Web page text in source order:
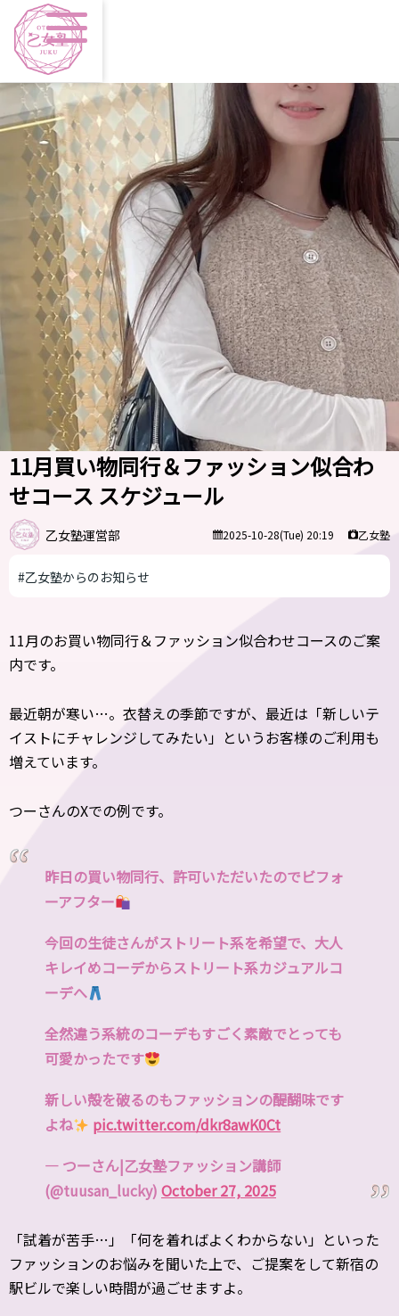
11月買い物同行＆ファッション似合わ
せコース スケジュール
乙女塾運営部 2025-10-28(Tue) 20:19 乙女塾
#乙女塾からのお知らせ
11月のお買い物同行＆ファッション似合わせコースのご案
内です。
最近朝が寒い…。衣替えの季節ですが、最近は「新しいテ
イストにチャレンジしてみたい」というお客様のご利用も
増えています。
つーさんのXでの例です。
昨日の買い物同行、許可いただいたのでビフォ
ーアフター
今回の生徒さんがストリート系を希望で、大人
キレイめコーデからストリート系カジュアルコ
ーデへ
全然違う系統のコーデもすごく素敵でとっても
可愛かったです
新しい殻を破るのもファッションの醍醐味です
よね
pic.twitter.com/dkr8awK0Ct
— つーさん|乙女塾ファッション講師
(@tuusan_lucky) October 27, 2025
「試着が苦手…」「何を着ればよくわからない」といった
ファッションのお悩みを聞いた上で、ご提案をして新宿の
駅ビルで楽しい時間が過ごせますよ。